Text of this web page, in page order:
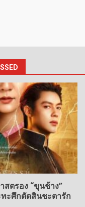
ตรอง “ขุนช้าง”
ะศึกตัดสินชะตารัก